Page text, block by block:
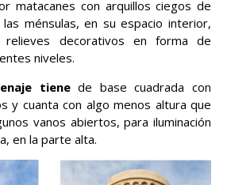
matacanes con arquillos ciegos de
ménsulas, en su espacio interior,
decorativos en forma de
niveles.
tienede base cuadrada con
y cuanta con algo menos altura que
vanos abiertos, para iluminación
en la parte alta.